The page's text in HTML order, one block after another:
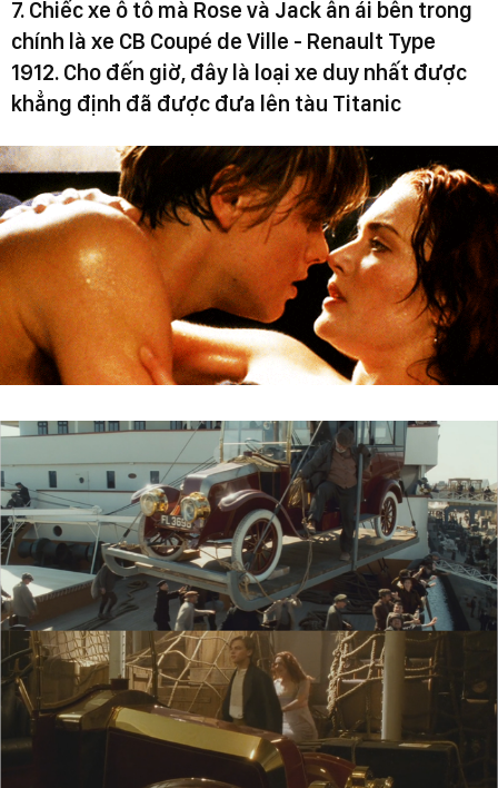
7. Chiếc xe ô tô mà Rose và Jack ân ái bên trong
chính là xe CB Coupé de Ville - Renault Type
1912. Cho đến giờ, đây là loại xe duy nhất được
khẳng định đã được đưa lên tàu Titanic